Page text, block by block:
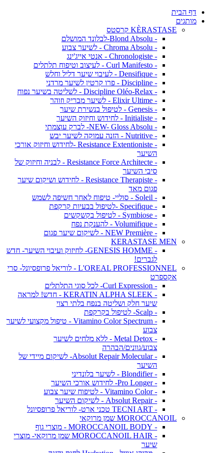
דף הבית
מותגים
KÈRASTASE קרסטס
- Blond Absolu-לבלונד המושלם
- Chroma Absolu - לשיער צבוע
- Chronologiste - אנטי אייג'ינג
- Curl Manifesto - לעיצוב וטיפוח תלתלים
- Densifique - לעיבוי שיער דליל וחלש
- Discipline - פרו קרטין לשיער מרדני
- Discipline Oléo-Relax - לשליטה בשיער נפוח
- Elixir Ultime - לשיער מבריק וזוהר
- Genesis - לטיפול בנשירת שיער
- Initialiste - לחידוש וחיזוק השיער
- NEW- Gloss Absolu- לברק עוצמתי
- Nutritive - הזנה עמוקה לשיער יבש
- Resistance Extentioniste -לחידוש וחיזוק אורכי
השיער
- Resistance Force Architecte - לבניה וחיזוק של
סיבי השיער
- Resistance Therapiste - לחידוש ושיקום שיער
פגום מאד
- Soleil - סוליי- טיפוח לאחר חשיפה לשמש
- Specifique -לטיפול בבעיות קרקפת
- Symbiose - לטיפול בקשקשים
- Volumifique - להענקת נפח
- NEW Première - לשיקום שיער פגום
KERASTASE MEN
- GENESIS HOMME- לחיזוק ועיבוי השיער- חדש
לגברים!
L'OREAL PROFESSIONNEL - לוריאל פרופסיונל- סרי
אקספרט
- Curl Expression- לכל סוגי התלתלים
- KERATIN ALPHA SLEEK - חדש! למראה
שיער חלק ושליטה בנפח בלתי רצוי
- Scalp- לטיפול בקרקפת
- Vitamino Color Spectrum - טיפול מקצועי לשיער
צבוע
- Metal Detox - ללא מלחים לשיער
צבוע/גוונים/הבהרה
- Absolut Repair Molecular- לשיקום מיידי של
השיער
- Blondifier - לשיער בלונדיני
- Pro Longer- לחידוש אורכי השיער
- Vitamino Color - לטיפוח שיער צבוע
- Absolut Repair - לשיקום השיער
- TECNI ART טכני ארט- לוריאל פרופסיונל
MOROCCANOIL שמן מרוקאי
- MOROCCANOIL BODY - מוצרי גוף
- MOROCCANOIL HAIR שמן מרוקאי- מוצרי
שיער